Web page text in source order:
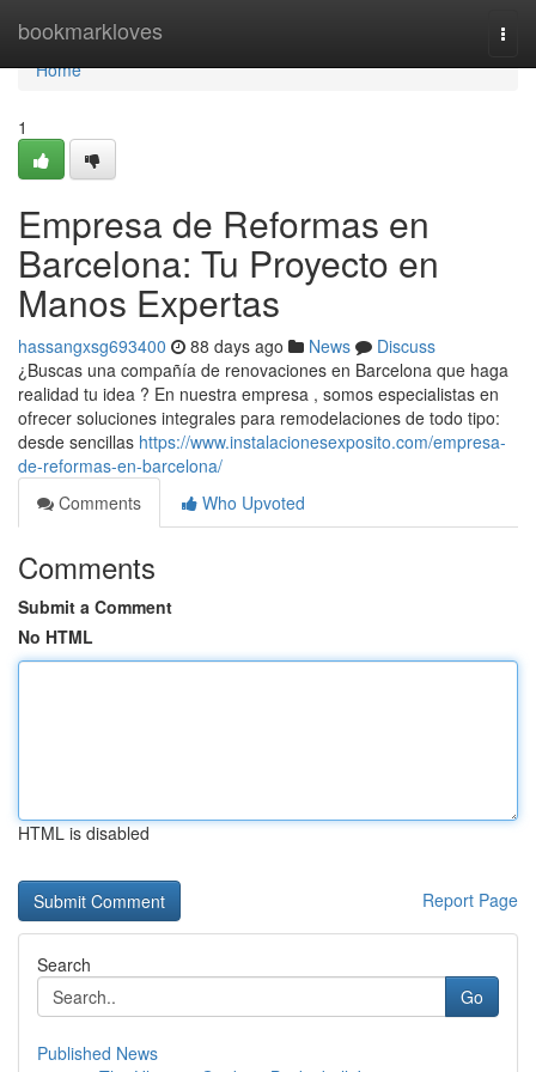
bookmarkloves
Home
Home
1
Empresa de Reformas en
Barcelona: Tu Proyecto en
Manos Expertas
hassangxsg693400 88 days ago News
Discuss
¿Buscas una compañía de renovaciones en Barcelona que haga
realidad tu idea ? En nuestra empresa , somos especialistas en
ofrecer soluciones integrales para remodelaciones de todo tipo:
desde sencillas https://www.instalacionesexposito.com/empresa-
de-reformas-en-barcelona/
Comments
Who Upvoted
Comments
Submit a Comment
No HTML
HTML is disabled
Report Page
Search
Go
Published News